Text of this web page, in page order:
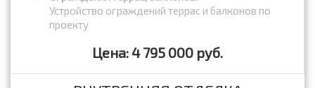
Устройство ограждений террас и балконов по
проекту
Цена: 4 795 000 руб.